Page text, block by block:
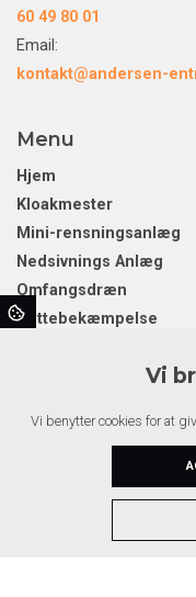
60 49 80 01
Email:
kontakt@andersen-
Menu
Hjem
Kloakmester
Mini-rensningsanlæg
Nedsivnings Anlæg
Omfangsdræn
Rottebekæmpelse
Sokkel og fundament
Vi
Vi benytter cookies for at